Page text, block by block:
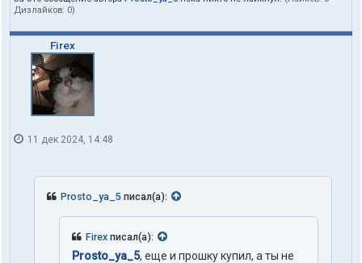
Дизлайков: 0)
Firex
11 дек 2024, 14:48
Prosto_ya_5 писал(а):
Firex писал(а):
Prosto_ya_5, еще и прошку купил, а ты не